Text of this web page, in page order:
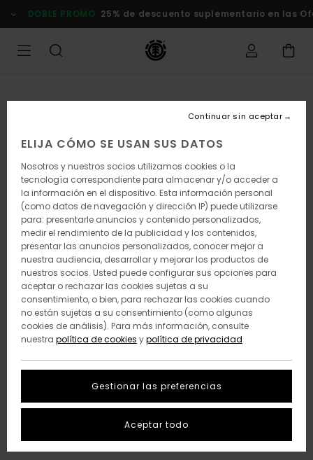
la
DOBLE PROMO 25% de descuento suplementario en las
ELIJA CÓMO SE USAN SUS DATOS
Nosotros y nuestros socios utilizamos cookies o la
tecnología correspondiente para almacenar y/o acceder a
la información en el dispositivo. Esta información personal
(como datos de navegación y dirección IP) puede utilizarse
para: presentarle anuncios y contenido personalizados,
medir el rendimiento de la publicidad y los contenidos,
presentar las anuncios personalizados, conocer mejor a
nuestra audiencia, desarrollar y mejorar los productos de
nuestros socios. Usted puede configurar sus opciones para
aceptar o rechazar las cookies sujetas a su
consentimiento, o bien, para rechazar las cookies cuando
no están sujetas a su consentimiento (como algunas
cookies de análisis). Para más información, consulte
nuestra política de cookies ypolítica de privacidad
Gestionar las preferencias
Continuar sin aceptar
Aceptar todo